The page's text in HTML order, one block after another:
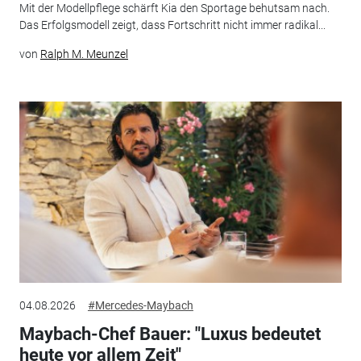
Mit der Modellpflege schärft Kia den Sportage behutsam nach.
Das Erfolgsmodell zeigt, dass Fortschritt nicht immer radikal...
von Ralph M. Meunzel
04.08.2026 #Mercedes-Maybach
Maybach-Chef Bauer: "Luxus bedeutet
heute vor allem Zeit"